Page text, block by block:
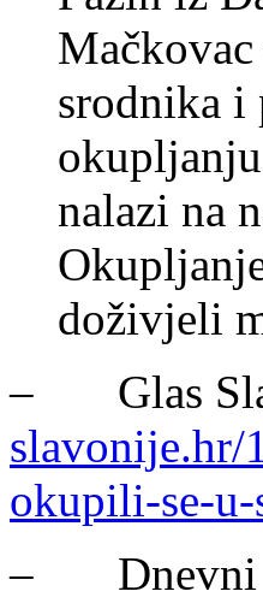
srodnika i
nalazi na
doživjeli
– Glas
slavonije.hr/
okupili-se-
– Dnevni